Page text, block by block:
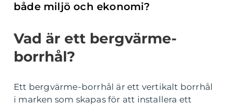
både miljö och ekonomi?
Vad är ett bergvärme-
borrhål?
Ett bergvärme-borrhål är ett vertikalt borrhål
i marken som skapas för att installera ett